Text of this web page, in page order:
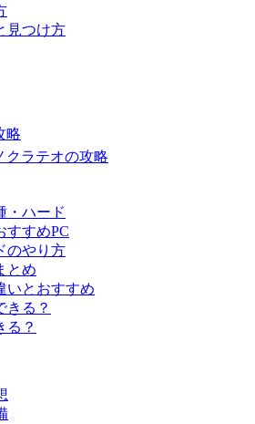
見つけ方
略
クラテオの攻略
・ハード
すすめPC
のやり方
とめ
いとおすすめ
きる？
る？